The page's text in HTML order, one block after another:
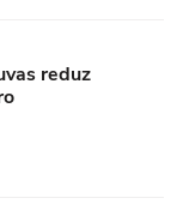
reduz